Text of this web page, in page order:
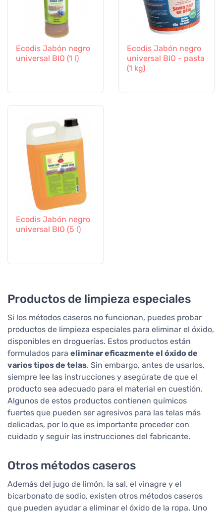
Ecodis Jabón negro
universal BIO (1 l)
Ecodis Jabón negro
universal BIO - pasta
(1 kg)
Ecodis Jabón negro
universal BIO (5 l)
Productos de limpieza especiales
Si los métodos caseros no funcionan, puedes probar
productos de limpieza especiales para eliminar el óxido,
disponibles en droguerías. Estos productos están
formulados para eliminar eficazmente el óxido de
varios tipos de telas. Sin embargo, antes de usarlos,
siempre lee las instrucciones y asegúrate de que el
producto sea adecuado para el material en cuestión.
Algunos de estos productos contienen químicos
fuertes que pueden ser agresivos para las telas más
delicadas, por lo que es importante proceder con
cuidado y seguir las instrucciones del fabricante.
Otros métodos caseros
Además del jugo de limón, la sal, el vinagre y el
bicarbonato de sodio, existen otros métodos caseros
que pueden ayudar a eliminar el óxido de la ropa. Uno